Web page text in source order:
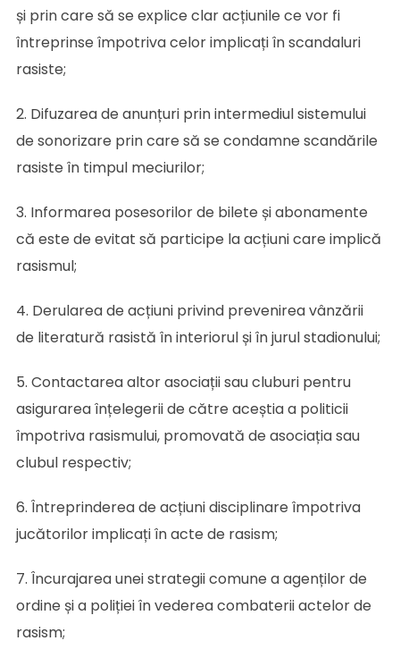
și prin care să se explice clar acțiunile ce vor fi
întreprinse împotriva celor implicați în scandaluri
rasiste;
2. Difuzarea de anunțuri prin intermediul sistemului
de sonorizare prin care să se condamne scandările
rasiste în timpul meciurilor;
3. Informarea posesorilor de bilete și abonamente
că este de evitat să participe la acțiuni care implică
rasismul;
4. Derularea de acțiuni privind prevenirea vânzării
de literatură rasistă în interiorul și în jurul stadionului;
5. Contactarea altor asociații sau cluburi pentru
asigurarea înțelegerii de către aceștia a politicii
împotriva rasismului, promovată de asociația sau
clubul respectiv;
6. Întreprinderea de acțiuni disciplinare împotriva
jucătorilor implicați în acte de rasism;
7. Încurajarea unei strategii comune a agenților de
ordine și a poliției în vederea combaterii actelor de
rasism;